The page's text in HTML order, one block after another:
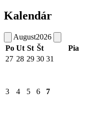
Kalendár
August2026
Po Ut St Št Pia
27 28 29 30 31
3 4 5 6 7